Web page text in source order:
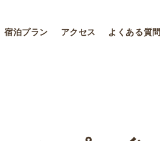
宿泊プラン アクセス よくある質問